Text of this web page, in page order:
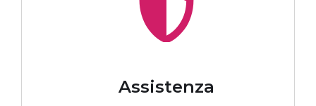
Assistenza